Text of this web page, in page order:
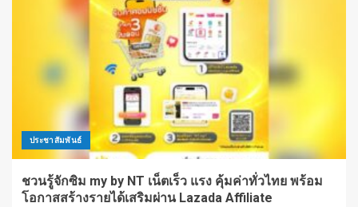
ประชาสัมพันธ์
ชวนรู้จักซิม my by NT เน็ตเร็ว แรง คุ้มค่าทั่วไทย พร้อม
โอกาสสร้างรายได้เสริมผ่าน Lazada Affiliate